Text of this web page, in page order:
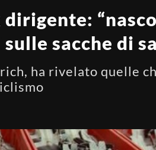
sacche di
ha rivelato quelle